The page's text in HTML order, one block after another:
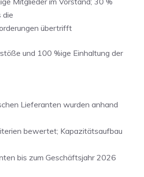
die
übertrifft
und 100 %ige Einhaltung der
Lieferanten wurden anhand
bewertet; Kapazitätsaufbau
bis zum Geschäftsjahr 2026